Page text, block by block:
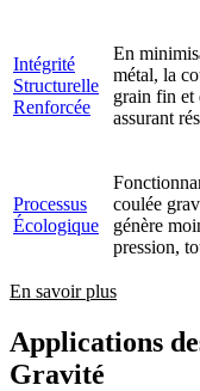
Intégrité
Structurelle
Renforcée
En
métal, la
grain fin et
assurant
Processus
Écologique
coulée
génère
pression,
En savoir plus
Applications
Gravité